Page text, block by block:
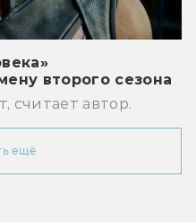
второго сезона
считает автор.
ещё